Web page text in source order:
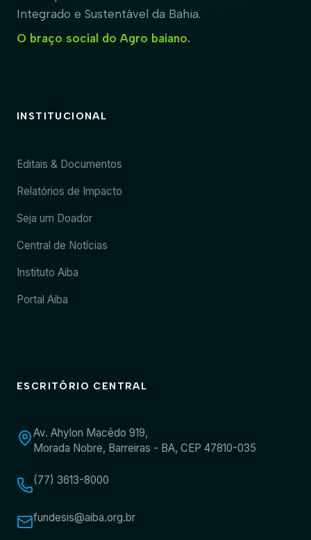
Integrado e Sustentável da Bahia.
O braço social do Agro baiano.
INSTITUCIONAL
Editais & Documentos
Relatórios de Impacto
Seja um Doador
Central de Notícias
Instituto Aiba
Portal Aiba
ESCRITÓRIO CENTRAL
Av. Ahylon Macêdo 919,
Morada Nobre, Barreiras - BA, CEP 47810-035
(77) 3613-8000
fundesis@aiba.org.br